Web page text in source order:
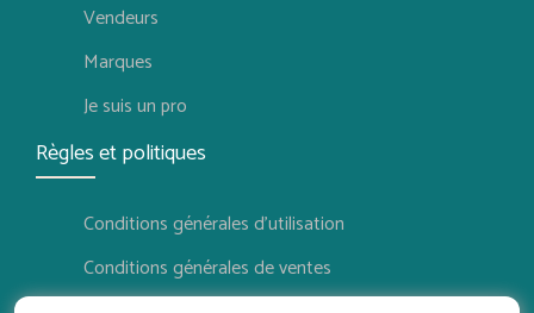
Vendeurs
Marques
Je suis un pro
Règles et politiques
Conditions générales d'utilisation
Conditions générales de ventes